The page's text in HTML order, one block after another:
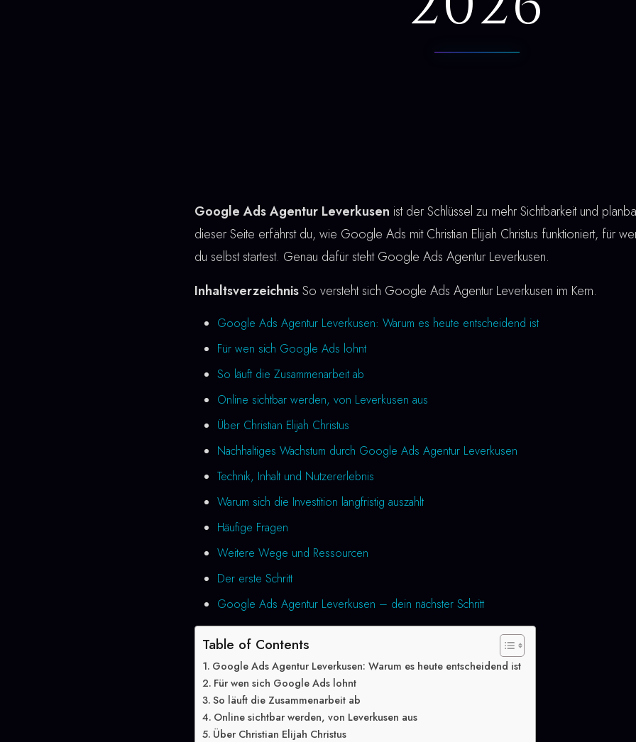
Google Ads Agentur Leverkusen ist der Schlüssel zu mehr Sichtbarkeit und
dieser Seite erfährst du, wie Google Ads mit Christian Elijah Christus funktioniert, für
du selbst startest. Genau dafür steht Google Ads Agentur Leverkusen.
InhaltsverzeichnisSo versteht sich Google Ads Agentur Leverkusen im Kern.
Google Ads Agentur Leverkusen: Warum es heute entscheidend ist
Für wen sich Google Ads lohnt
So läuft die Zusammenarbeit ab
Online sichtbar werden, von Leverkusen aus
Über Christian Elijah Christus
Nachhaltiges Wachstum durch Google Ads Agentur Leverkusen
Technik, Inhalt und Nutzererlebnis
Warum sich die Investition langfristig auszahlt
Häufige Fragen
Weitere Wege und Ressourcen
Der erste Schritt
Google Ads Agentur Leverkusen – dein nächster Schritt
Table of Contents
Google Ads Agentur Leverkusen: Warum es heute entscheidend ist
Für wen sich Google Ads lohnt
So läuft die Zusammenarbeit ab
Online sichtbar werden, von Leverkusen aus
Über Christian Elijah Christus